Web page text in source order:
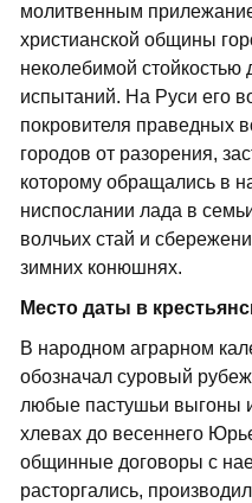
молитвенным
христианской общины
неколебимой
испытаний. На Руси его
покровителя праведных
городов от разорения,
которому обращались в
ниспослании лада в
волчьих стай и
зимних конюшнях.
Место даты в
В народном аграрном
обозначал суровый
любые пастушьи выгоны
хлевах до весеннего
общинные договоры с
расторгались,